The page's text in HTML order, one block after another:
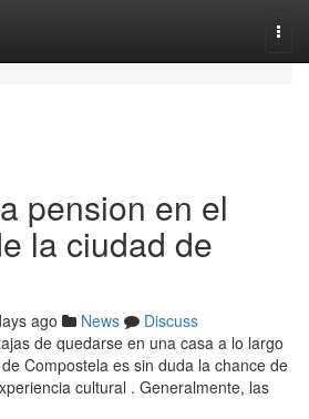
pension en el
la ciudad de
ago News
Discuss
de quedarse en una casa a lo largo
Compostela es sin duda la chance de
cultural . Generalmente, las